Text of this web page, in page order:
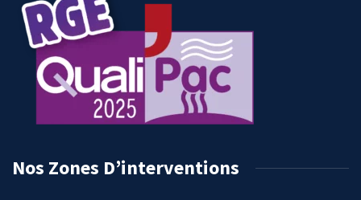
Nos Zones D’interventions